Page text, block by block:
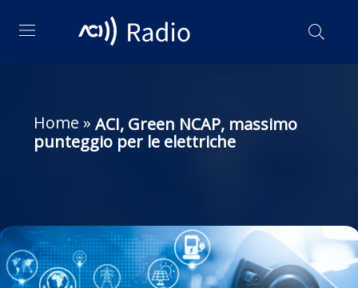
Home » ACI, Green NCAP, massimo
punteggio per le elettriche